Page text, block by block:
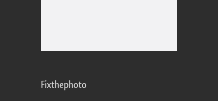
Fixthephoto